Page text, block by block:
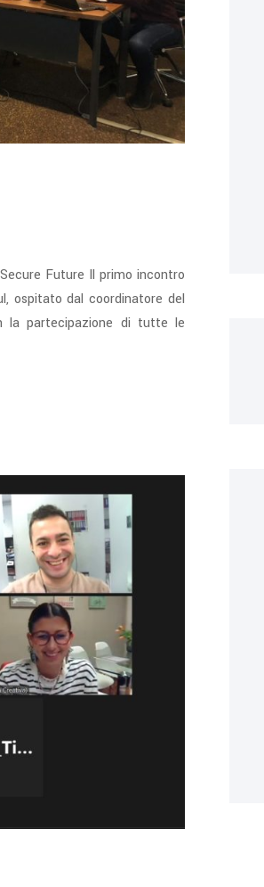
Future Il primo incontro
ospitato dal coordinatore del
la partecipazione di tutte le